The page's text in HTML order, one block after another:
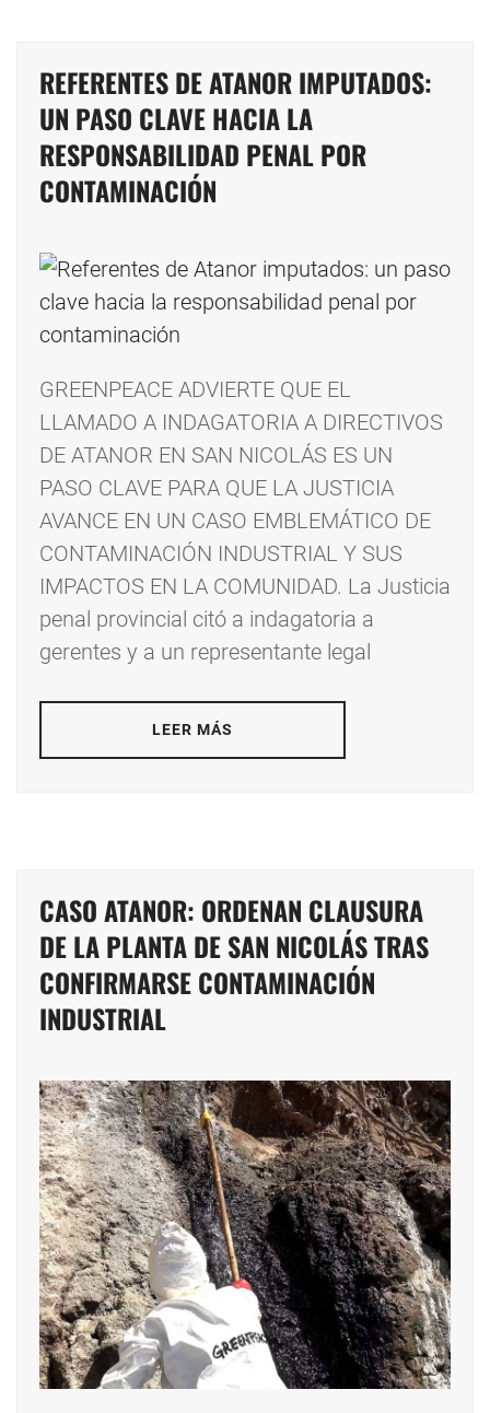
REFERENTES DE ATANOR IMPUTADOS:
UN PASO CLAVE HACIA LA
RESPONSABILIDAD PENAL POR
CONTAMINACIÓN
GREENPEACE ADVIERTE QUE EL
LLAMADO A INDAGATORIA A DIRECTIVOS
DE ATANOR EN SAN NICOLÁS ES UN
PASO CLAVE PARA QUE LA JUSTICIA
AVANCE EN UN CASO EMBLEMÁTICO DE
CONTAMINACIÓN INDUSTRIAL Y SUS
IMPACTOS EN LA COMUNIDAD. La Justicia
penal provincial citó a indagatoria a
gerentes y a un representante legal
LEER MÁS
CASO ATANOR: ORDENAN CLAUSURA
DE LA PLANTA DE SAN NICOLÁS TRAS
CONFIRMARSE CONTAMINACIÓN
INDUSTRIAL